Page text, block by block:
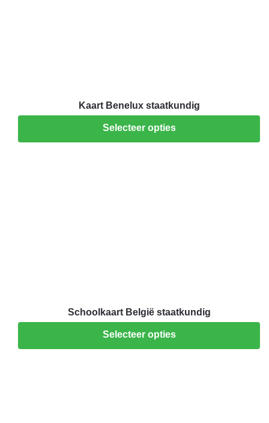
Kaart Benelux staatkundig
Selecteer opties
Schoolkaart België staatkundig
Selecteer opties